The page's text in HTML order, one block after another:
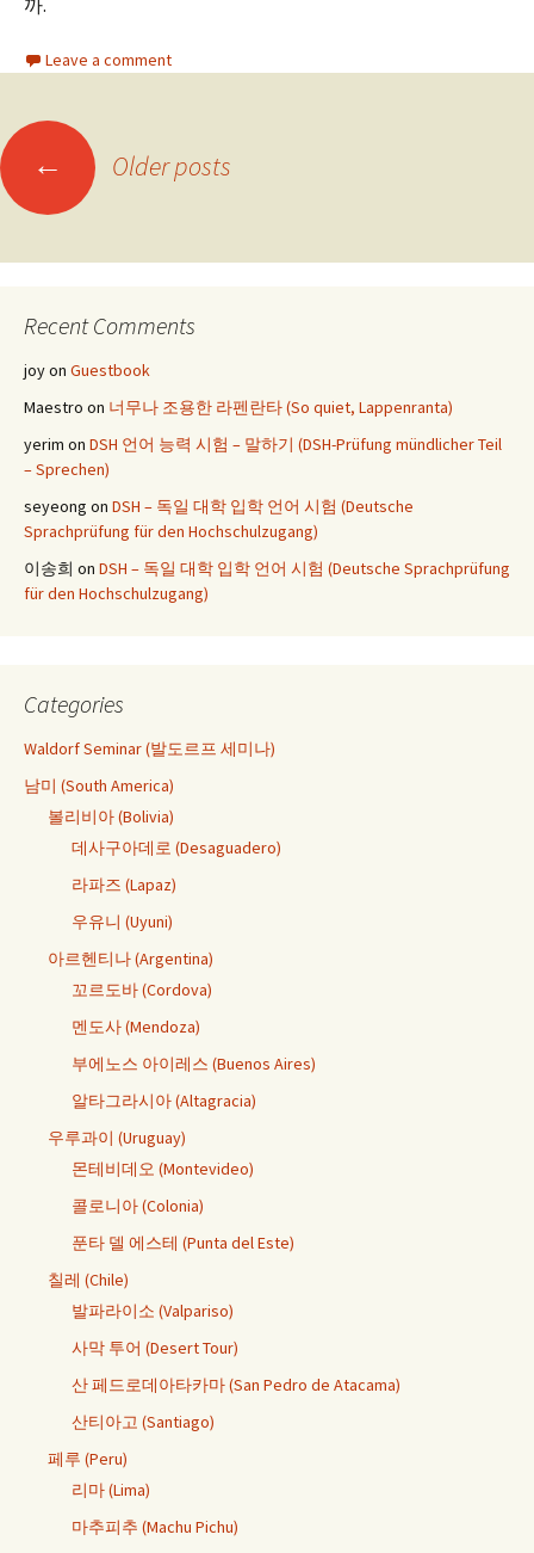
까.
Leave a comment
Posts
navigation
← Older posts
Recent Comments
joyon Guestbook
Maestro on 너무나 조용한 라펜란타 (So quiet, Lappenranta)
yerim on DSH 언어 능력 시험 – 말하기 (DSH-Prüfung mündlicher Teil
– Sprechen)
seyeong on DSH – 독일 대학 입학 언어 시험 (Deutsche
Sprachprüfung für den Hochschulzugang)
이송희 on DSH – 독일 대학 입학 언어 시험 (Deutsche Sprachprüfung
für den Hochschulzugang)
Categories
Waldorf Seminar (발도르프 세미나)
남미 (South America)
볼리비아 (Bolivia)
데사구아데로 (Desaguadero)
라파즈 (Lapaz)
우유니 (Uyuni)
아르헨티나 (Argentina)
꼬르도바 (Cordova)
멘도사 (Mendoza)
부에노스 아이레스 (Buenos Aires)
알타그라시아 (Altagracia)
우루과이 (Uruguay)
몬테비데오 (Montevideo)
콜로니아 (Colonia)
푼타 델 에스테 (Punta del Este)
칠레 (Chile)
발파라이소 (Valpariso)
사막 투어 (Desert Tour)
산 페드로데아타카마 (San Pedro de Atacama)
산티아고 (Santiago)
페루 (Peru)
리마 (Lima)
마추피추 (Machu Pichu)